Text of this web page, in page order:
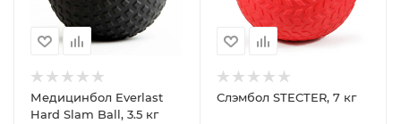
Медицинбол Everlast
Hard Slam Ball, 3.5 кг
Слэмбол STECTER, 7 кг